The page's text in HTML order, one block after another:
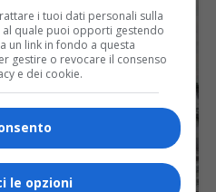
i tuoi dati personali sulla
quale puoi opporti gestendo
un link in fondo a questa
gestire o revocare il consenso
e dei cookie.
le opzioni